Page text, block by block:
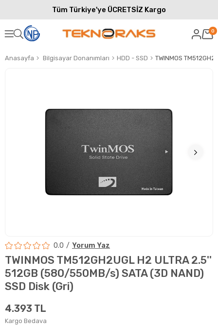
Tüm Türkiye'ye ÜCRETSİZ Kargo
0
Anasayfa Bilgisayar Donanımları HDD - SSD
0.0 Yorum Yaz
TWINMOS TM512GH2UGL H2 ULTRA 2.5''
512GB (580/550MB/s) SATA (3D NAND)
SSD Disk (Gri)
4.393 TL
Kargo Bedava